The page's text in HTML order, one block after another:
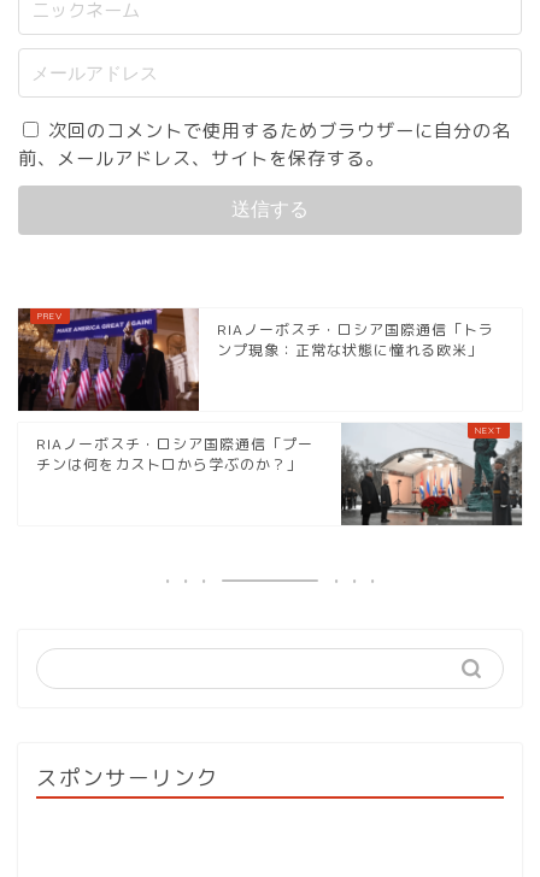
次回のコメントで使用するためブラウザーに自分の名
前、メールアドレス、サイトを保存する。
RIAノーボスチ・ロシア国際通信「トラ
ンプ現象：正常な状態に憧れる欧米」
RIAノーボスチ・ロシア国際通信「プー
チンは何をカストロから学ぶのか？」
スポンサーリンク